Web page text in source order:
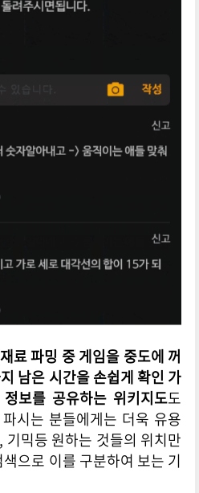
료 파밍 중 게임을 중도에 꺼
남은 시간을 손쉽게 확인 가
보를 공유하는 위키지도도
시는 분들에게는 더욱 유용
믹등 원하는 것들의 위치만
으로 이를 구분하여 보는 기